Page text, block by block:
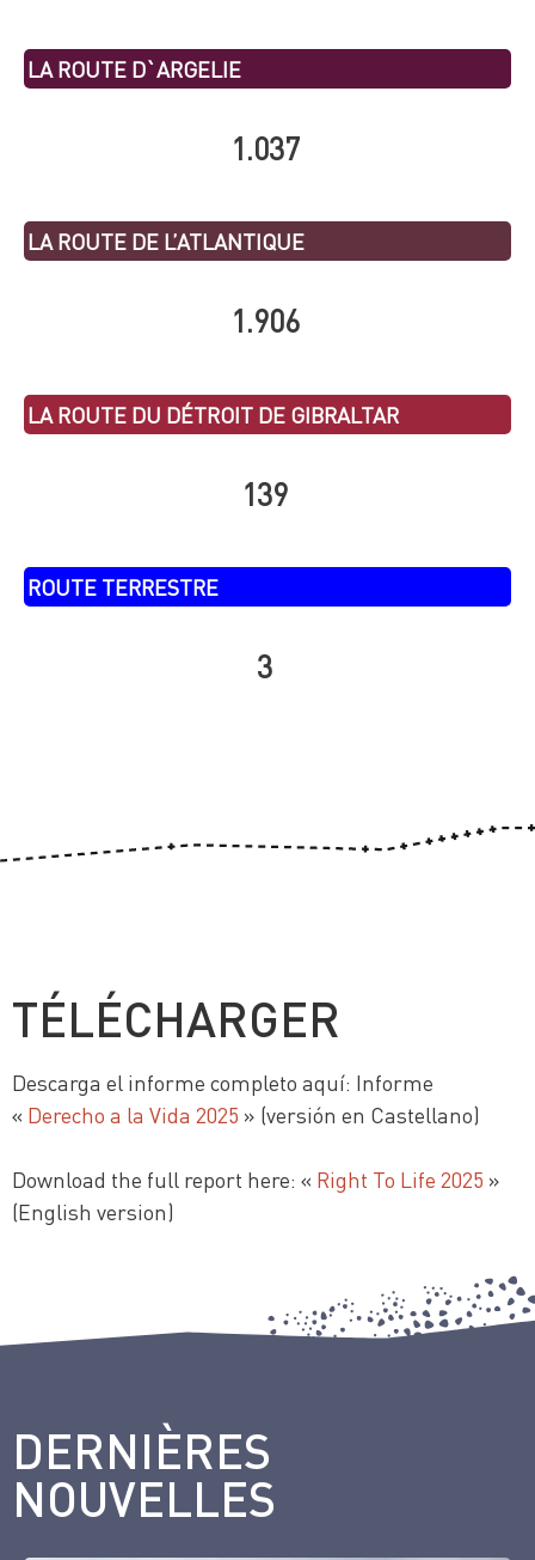
LA ROUTE D`ARGELIE
1.037
LA ROUTE DE L’ATLANTIQUE
1.906
LA ROUTE DU DÉTROIT DE GIBRALTAR
139
ROUTE TERRESTRE
3
TÉLÉCHARGER
Descarga el informe completo aquí: Informe
« Derecho a la Vida 2025 » (versión en Castellano)
Download the full report here: « Right To Life 2025 »
(English version)
DERNIÈRES
NOUVELLES